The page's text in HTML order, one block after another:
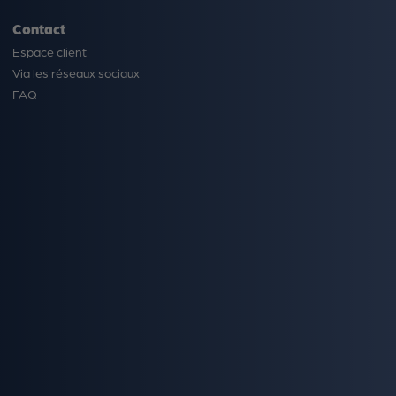
Contact
Espace client
Via les réseaux sociaux
FAQ